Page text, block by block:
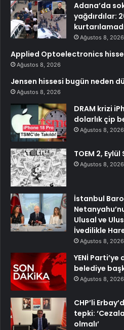
Adana’da
yağdırdılar:
Ağustos 8, 2026
Applied Optoelectronics
Ağustos 8, 2026
Jensen hissesi bugün neden
Ağustos 8, 2026
DRAM krizi
dolarlık çip
Ağustos 8, 2026
TOEM 2,
Ağustos 8, 2026
İstanbul
Ulusal ve
İvedilikle
Ağustos 8, 2026
YENİ
belediye
Ağustos 8, 2026
CHP’li
tepki:
olmalı’